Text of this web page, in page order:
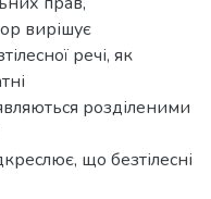
вирішує
речі, як
розділеними
що безтілесні